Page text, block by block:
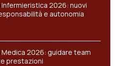
2026: nuovi
e autonomia
2026: guidare team
prestazioni